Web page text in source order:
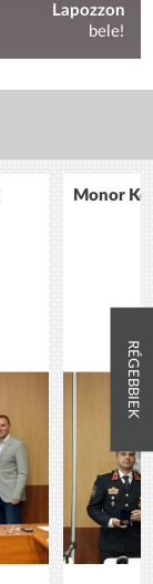
Lapozzon
bele!
Monor
RÉGEBBIEK